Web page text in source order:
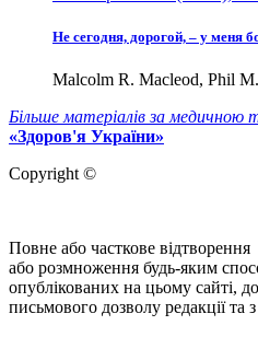
Не сегодня, дорогой, – у меня
Malcolm R. Macleod, Phil
Більше матеріалів за
«Здоров'я України»
Copyright ©
Повне або часткове відтворення
або розмноження будь-яким
опублікованих на цьому сайті,
письмового дозволу редакції